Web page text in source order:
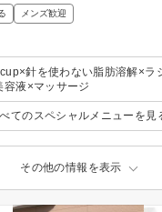
メンズ歓迎
針を使わない脂肪溶解×ラ
容液×マッサージ
てのスペシャルメニューを見
その他の情報を表示